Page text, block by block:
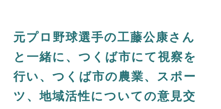
元プロ野球選手の工藤公康さん
と一緒に、つくば市にて視察を
行い、つくば市の農業、スポー
ツ、地域活性についての意見交